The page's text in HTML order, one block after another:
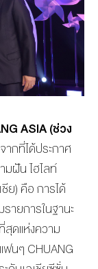
ASIA (ช่วง
กที่ได้ประกาศ
มฝัน ไฮไลท์
ย) คือ การได้
ายการในฐานะ
สุดแห่งความ
ฟนๆ CHUANG